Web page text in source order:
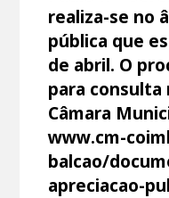
realiza-se no
pública que
de abril. O
para consulta
Câmara
www.cm-
balcao/
apreciacao-